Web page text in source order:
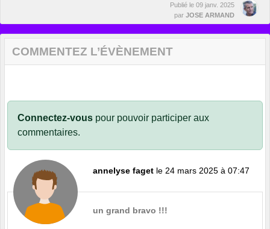
Publié le 09 janv. 2025
par JOSE ARMAND
COMMENTEZ L’ÉVÈNEMENT
Connectez-vous pour pouvoir participer aux
commentaires.
annelyse faget le 24 mars 2025 à 07:47
un grand bravo !!!